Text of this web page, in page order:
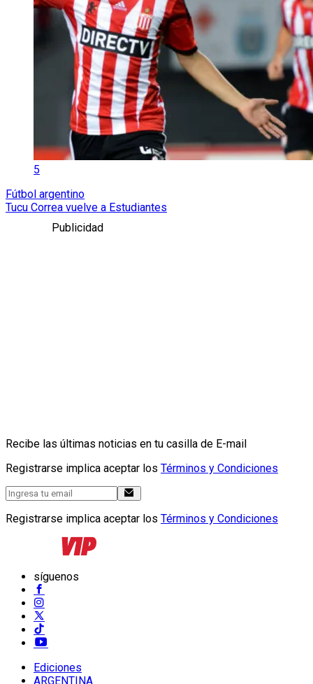
5
Fútbol argentino
Tucu Correa vuelve a Estudiantes
Publicidad
Recibe las últimas noticias en tu casilla de E-mail
Registrarse implica aceptar los Términos y Condiciones
Registrarse implica aceptar los Términos y Condiciones
síguenos
Ediciones
ARGENTINA